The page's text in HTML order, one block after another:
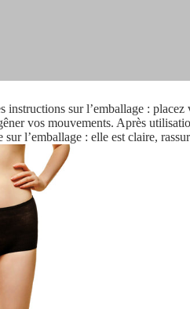
sur l’emballage :
vos mouvements. Après
l’emballage : elle est claire,